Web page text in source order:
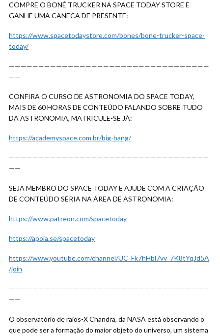
COMPRE O BONÉ TRUCKER NA SPACE TODAY STORE E
GANHE UMA CANECA DE PRESENTE:
https://www.spacetodaystore.com/bones/bone-trucker-space-
today/
——————————————————————————————————
——
CONFIRA O CURSO DE ASTRONOMIA DO SPACE TODAY,
MAIS DE 60 HORAS DE CONTEÚDO FALANDO SOBRE TUDO
DA ASTRONOMIA, MATRICULE-SE JÁ:
https://academyspace.com.br/big-bang/
——————————————————————————————————
——
SEJA MEMBRO DO SPACE TODAY E AJUDE COM A CRIAÇÃO
DE CONTEÚDO SÉRIA NA ÁREA DE ASTRONOMIA:
https://www.patreon.com/spacetoday
https://apoia.se/spacetoday
https://www.youtube.com/channel/UC_Fk7hHbl7vv_7K8tYqJd5A
/join
——————————————————————————————————
——
O observatório de raios-X Chandra, da NASA está observando o
que pode ser a formação do maior objeto do universo, um sistema